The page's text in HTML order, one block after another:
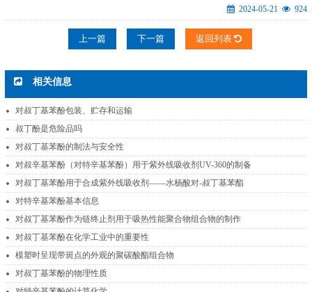
2024-05-21
924
上一篇 下一篇 返回列表
相关信息
对叔丁基苯酚包装、贮存和运输
叔丁酚是危险品吗
对叔丁基苯酚的制法与安全性
对叔辛基苯酚（对特辛基苯酚）用于紫外线吸收剂UV-360的制备
对叔丁基苯酚用于合成紫外线吸收剂——水杨酸对-叔丁基苯酯
对特辛基苯酚基本信息
对叔丁基苯酚作为链终止剂用于吸热性能聚合物组合物的制作
对叔丁基苯酚在化学工业中的重要性
模塑时呈现带斑点的外观的聚碳酸酯组合物
对叔丁基苯酚的物理性质